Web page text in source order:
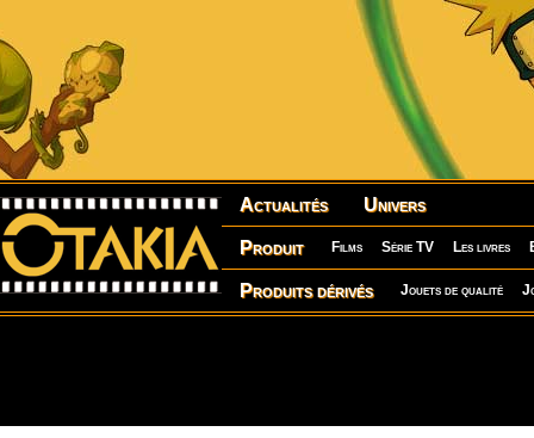
Actualités Univers
Produit Films Série TV Les livres
Produits dérivés Jouets de qualité